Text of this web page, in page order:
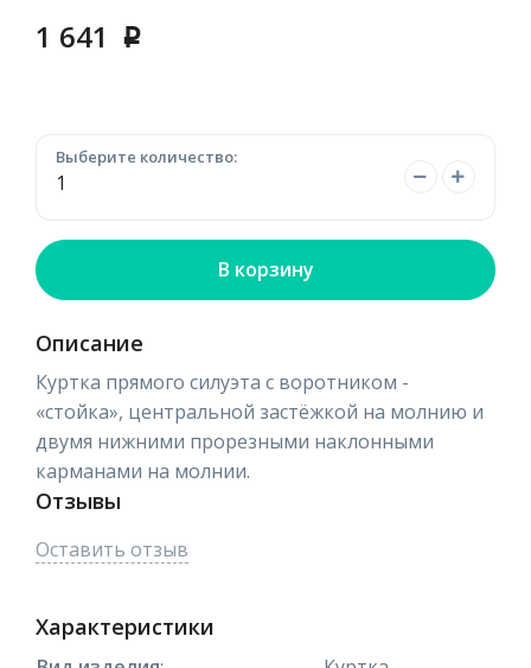
1 641 p
Выберите количество:
В корзину
Описание
Куртка прямого силуэта с воротником -
«стойка», центральной застёжкой на молнию и
двумя нижними прорезными наклонными
карманами на молнии.
Отзывы
Оставить отзыв
Характеристики